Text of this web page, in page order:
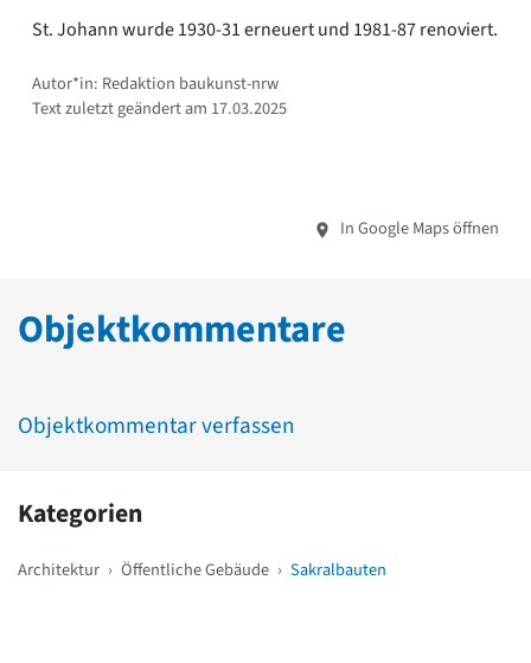
St. Johann wurde 1930-31 erneuert und 1981-87 renoviert.
Autor*in: Redaktion baukunst-nrw
Text zuletzt geändert am 17.03.2025
In Google Maps öffnen
Objektkommentare
Objektkommentar verfassen
Kategorien
Architektur › Öffentliche Gebäude › Sakralbauten